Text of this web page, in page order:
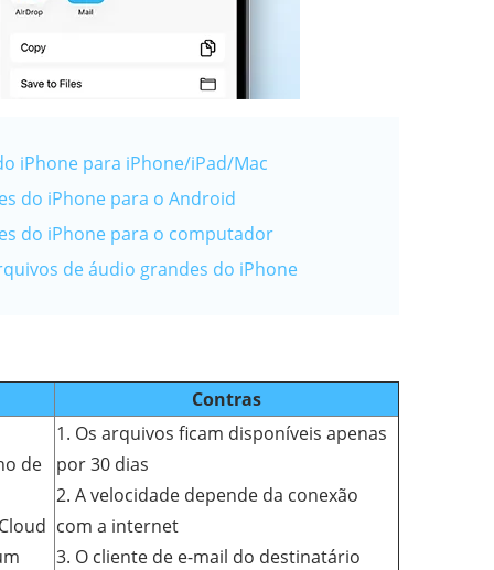
iPhone para iPhone/iPad/Mac
do iPhone para o Android
do iPhone para o computador
de áudio grandes do iPhone
Contras
de
1. Os arquivos ficam disponíveis apenas
por 30 dias
2. A velocidade depende da conexão
com a internet
3. O cliente de e-mail do destinatário